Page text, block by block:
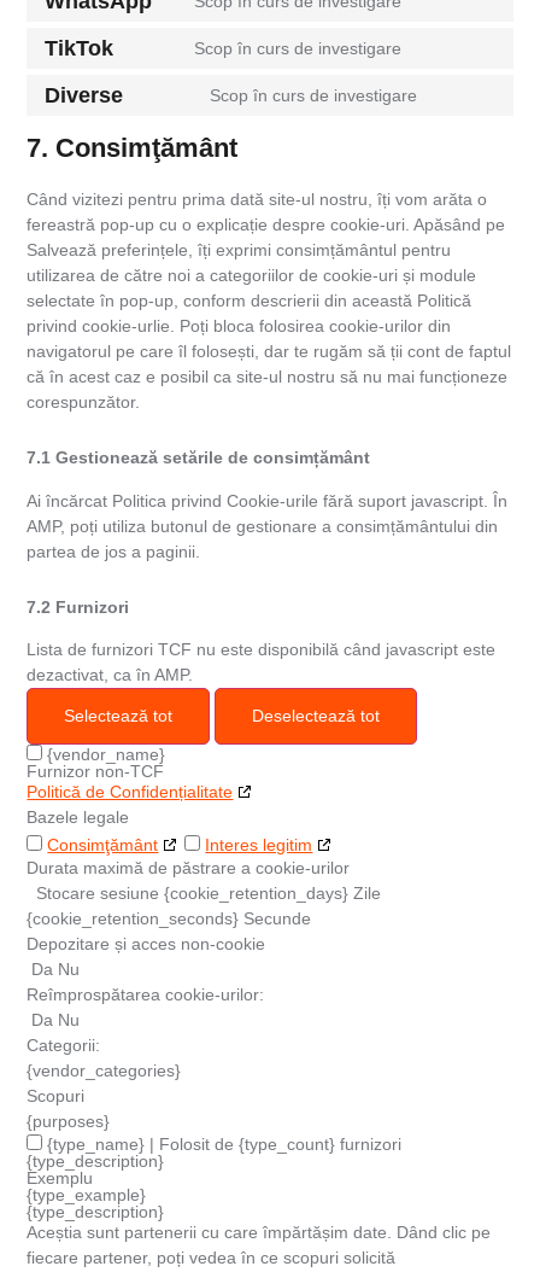
TikTok Scop în curs de investigare
Diverse Scop în curs de investigare
7. Consimţământ
Când vizitezi pentru prima dată site-ul nostru, îți vom arăta o
fereastră pop-up cu o explicație despre cookie-uri. Apăsând pe
Salvează preferințele, îți exprimi consimțământul pentru
utilizarea de către noi a categoriilor de cookie-uri și module
selectate în pop-up, conform descrierii din această Politică
privind cookie-urlie. Poți bloca folosirea cookie-urilor din
navigatorul pe care îl folosești, dar te rugăm să ții cont de faptul
că în acest caz e posibil ca site-ul nostru să nu mai funcționeze
corespunzător.
7.1 Gestionează setările de consimțământ
Ai încărcat Politica privind Cookie-urile fără suport javascript. În
AMP, poți utiliza butonul de gestionare a consimțământului din
partea de jos a paginii.
7.2 Furnizori
Lista de furnizori TCF nu este disponibilă când javascript este
dezactivat, ca în AMP.
Selectează tot
Deselectează tot
{vendor_name}
Furnizor non-TCF
Politică de Confidențialitate
Bazele legale
Consimţământ
Interes legitim
Durata maximă de păstrare a cookie-urilor
Stocare sesiune {cookie_retention_days} Zile
{cookie_retention_seconds} Secunde
Depozitare și acces non-cookie
Da Nu
Reîmprospătarea cookie-urilor:
Da Nu
Categorii:
{vendor_categories}
Scopuri
{purposes}
{type_name} | Folosit de {type_count} furnizori
{type_description}
Exemplu
{type_example}
{type_description}
Aceștia sunt partenerii cu care împărtășim date. Dând clic pe
fiecare partener, poți vedea în ce scopuri solicită